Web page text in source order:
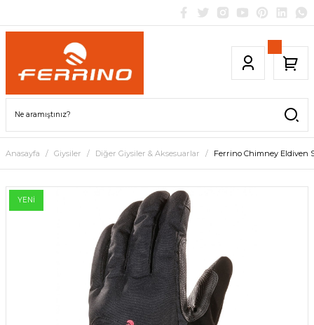
Anasayfa Giysiler Diğer Giysiler & Aksesuarlar Ferrino Chimney Eldiven
YENİ